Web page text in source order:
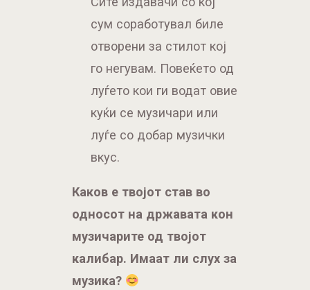
сум соработувал биле
отворени за стилот кој
го негувам. Повеќето од
луѓето кои ги водат овие
куќи се музичари или
луѓе со добар музички
вкус.
Каков е твојот став во
односот на државата кон
музичарите од твојот
калибар. Имаат ли слух за
музика?